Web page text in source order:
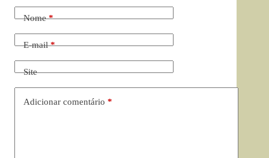
Nome*
E-mail*
Site
Adicionar comentário *